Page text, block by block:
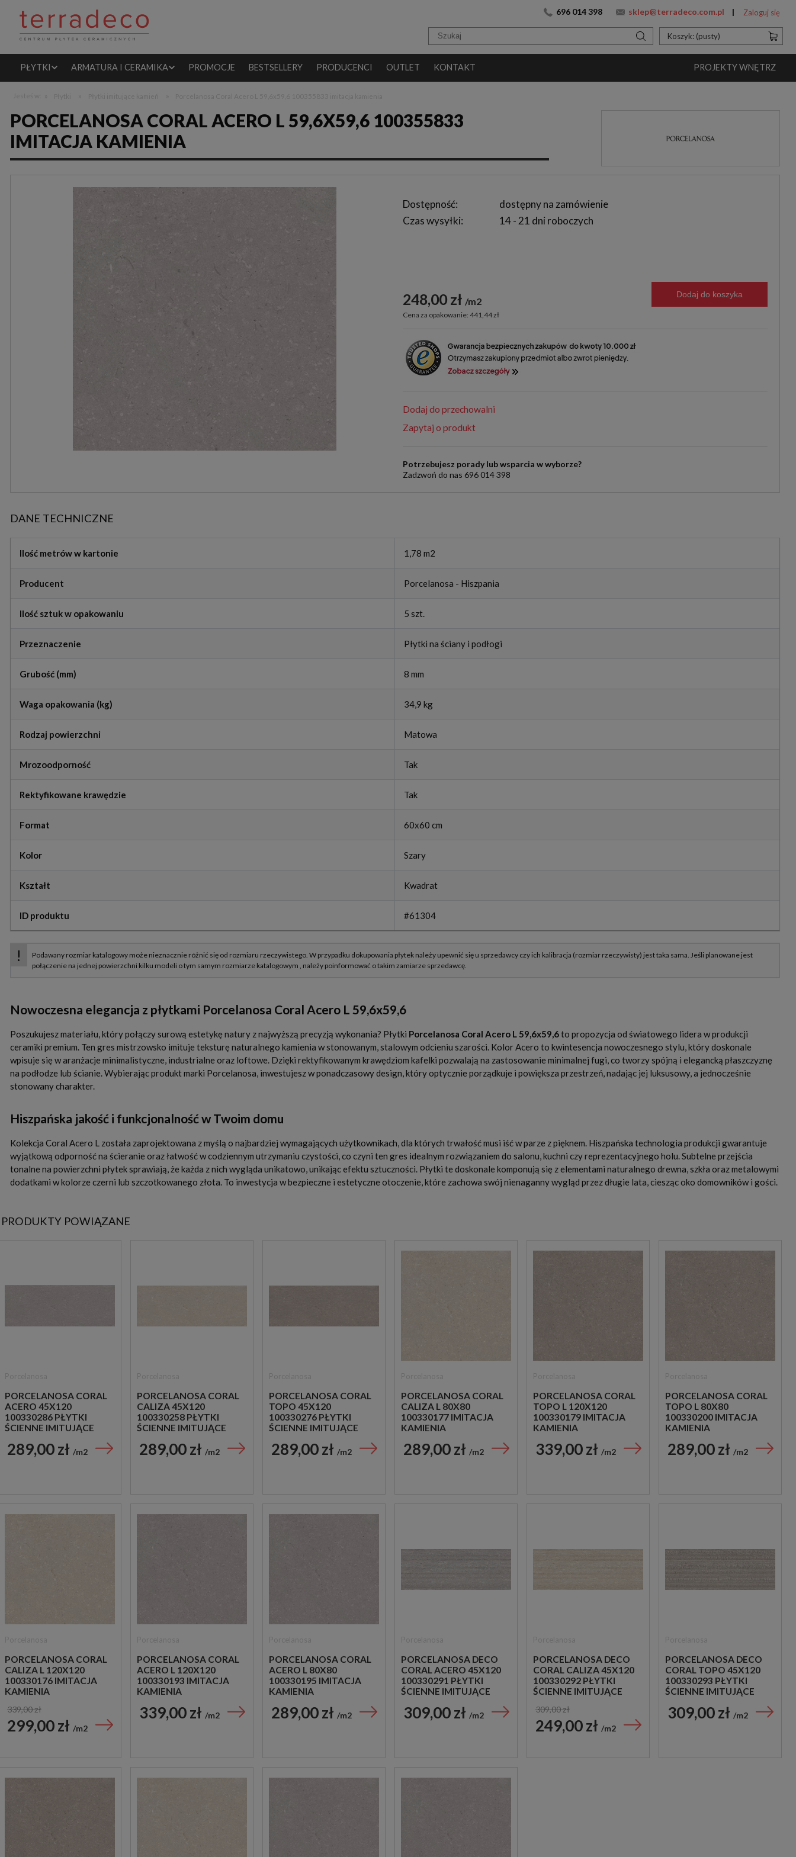
696 014 398 sklep@terradeco.com.pl Zaloguj się
Koszyk: (pusty)
PŁYTKI ARMATURA I CERAMIKA PROMOCJE BESTSELLERY PRODUCENCI OUTLET KONTAKT PROJEKTY WNĘTRZ
PORCELANOSA CORAL ACERO L 59,6X59,6 100355833
IMITACJA KAMIENIA
Dostępność:
dostępny na zamówienie
Czas wysyłki:
14 - 21 dni roboczych
248,00 zł m2
Cena za opakowanie: 441,44 zł
Dodaj do koszyka
Dodaj do przechowalni
Zapytaj o produkt
Potrzebujesz porady lub wsparcia w wyborze?
Zadzwoń do nas 696 014 398
DANE TECHNICZNE
Ilość metrów w kartonie 1,78 m2
Producent Porcelanosa - Hiszpania
Ilość sztuk w opakowaniu 5 szt.
Przeznaczenie Płytki na ściany i podłogi
Grubość (mm) 8 mm
Waga opakowania (kg) 34,9 kg
Rodzaj powierzchni Matowa
Mrozoodporność Tak
Rektyfikowane krawędzie Tak
Format 60x60 cm
Kolor Szary
Kształt Kwadrat
ID produktu #61304
Nowoczesna elegancja z płytkami Porcelanosa Coral Acero L 59,6x59,6
Poszukujesz materiału, który połączy surową estetykę natury z najwyższą precyzją wykonania? Płytki Porcelanosa Coral Acero L 59,6x59,6to propozycja od światowego lidera w produkcji
ceramiki premium. Ten gres mistrzowsko imituje teksturę naturalnego kamienia w stonowanym, stalowym odcieniu szarości. Kolor Acero to kwintesencja nowoczesnego stylu, który doskonale
wpisuje się w aranżacje minimalistyczne, industrialne oraz loftowe. Dzięki rektyfikowanym krawędziom kafelki pozwalają na zastosowanie minimalnej fugi, co tworzy spójną i elegancką płaszczyznę
na podłodze lub ścianie. Wybierając produkt marki Porcelanosa, inwestujesz w ponadczasowy design, który optycznie porządkuje i powiększa przestrzeń, nadając jej luksusowy, a jednocześnie
stonowany charakter.
Hiszpańska jakość i funkcjonalność w Twoim domu
Kolekcja Coral Acero L została zaprojektowana z myślą o najbardziej wymagających użytkownikach, dla których trwałość musi iść w parze z pięknem. Hiszpańska technologia produkcji gwarantuje
wyjątkową odporność na ścieranie oraz łatwość w codziennym utrzymaniu czystości, co czyni ten gres idealnym rozwiązaniem do salonu, kuchni czy reprezentacyjnego holu. Subtelne przejścia
tonalne na powierzchni płytek sprawiają, że każda z nich wygląda unikatowo, unikając efektu sztuczności. Płytki te doskonale komponują się z elementami naturalnego drewna, szkła oraz metalowymi
dodatkami w kolorze czerni lub szczotkowanego złota. To inwestycja w bezpieczne i estetyczne otoczenie, które zachowa swój nienaganny wygląd przez długie lata, ciesząc oko domowników i gości.
PRODUKTY POWIĄZANE
PORCELANOSA CORAL
ACERO 45X120
100330286 PŁYTKI
ŚCIENNE IMITUJĄCE
289,00 zł m2
PORCELANOSA CORAL
CALIZA 45X120
100330258 PŁYTKI
ŚCIENNE IMITUJĄCE
289,00 zł m2
PORCELANOSA CORAL
TOPO 45X120
100330276 PŁYTKI
ŚCIENNE IMITUJĄCE
289,00 zł m2
PORCELANOSA CORAL
CALIZA L 80X80
100330177 IMITACJA
KAMIENIA
289,00 zł m2
PORCELANOSA CORAL
TOPO L 120X120
100330179 IMITACJA
KAMIENIA
339,00 zł m2
PORCELANOSA CORAL
TOPO L 80X80
100330200 IMITACJA
KAMIENIA
289,00 zł m2
PORCELANOSA CORAL
CALIZA L 120X120
100330176 IMITACJA
KAMIENIA
339,00 zł
299,00 zł m2
PORCELANOSA CORAL
ACERO L 120X120
100330193 IMITACJA
KAMIENIA
339,00 zł m2
PORCELANOSA CORAL
ACERO L 80X80
100330195 IMITACJA
KAMIENIA
289,00 zł m2
PORCELANOSA DECO
CORAL ACERO 45X120
100330291 PŁYTKI
ŚCIENNE IMITUJĄCE
309,00 zł m2
PORCELANOSA DECO
CORAL CALIZA 45X120
100330292 PŁYTKI
ŚCIENNE IMITUJĄCE
309,00 zł
249,00 zł m2
PORCELANOSA DECO
CORAL TOPO 45X120
100330293 PŁYTKI
ŚCIENNE IMITUJĄCE
309,00 zł m2